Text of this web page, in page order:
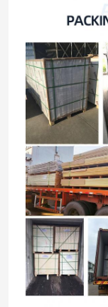
집
제품
비디오